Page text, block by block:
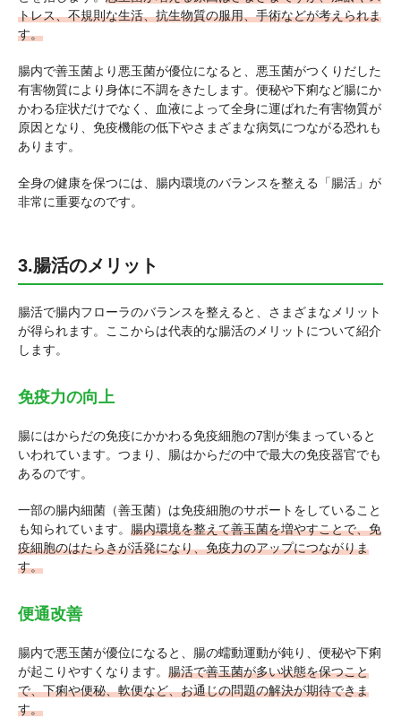
トレス、不規則な生活、抗生物質の服用、手術などが考えられま
す。
腸内で善玉菌より悪玉菌が優位になると、悪玉菌がつくりだした
有害物質により身体に不調をきたします。便秘や下痢など腸にか
かわる症状だけでなく、血液によって全身に運ばれた有害物質が
原因となり、免疫機能の低下やさまざまな病気につながる恐れも
あります。
全身の健康を保つには、腸内環境のバランスを整える「腸活」が
非常に重要なのです。
3.腸活のメリット
腸活で腸内フローラのバランスを整えると、さまざまなメリット
が得られます。ここからは代表的な腸活のメリットについて紹介
します。
免疫力の向上
腸にはからだの免疫にかかわる免疫細胞の7割が集まっていると
いわれています。つまり、腸はからだの中で最大の免疫器官でも
あるのです。
一部の腸内細菌（善玉菌）は免疫細胞のサポートをしていること
も知られています。 腸内環境を整えて善玉菌を増やすことで、免
疫細胞のはたらきが活発になり、免疫力のアップにつながりま
す。
便通改善
腸内で悪玉菌が優位になると、腸の蠕動運動が鈍り、便秘や下痢
が起こりやすくなります。 腸活で善玉菌が多い状態を保つこと
で、下痢や便秘、軟便など、お通じの問題の解決が期待できま
す。